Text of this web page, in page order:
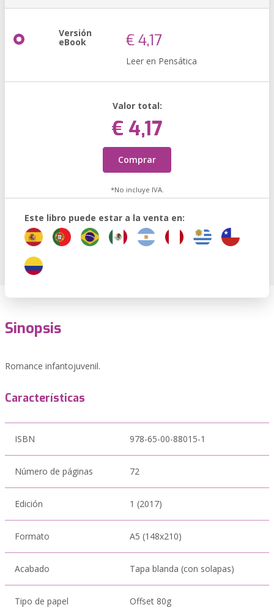
Versión
eBook € 4,17
Leer en Pensática
Valor total:
€ 4,17
Comprar
*No incluye IVA.
Este libro puede estar a la venta en:
Sinopsis
Romance infantojuvenil.
Características
ISBN 978-65-00-88015-1
Número de páginas 72
Edición 1 (2017)
Formato A5 (148x210)
Acabado Tapa blanda (con solapas)
Tipo de papel Offset 80g